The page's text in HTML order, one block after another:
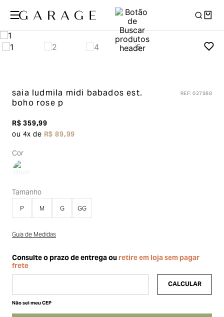
saia ludmila midi babadosest.
boho rose p
REF:027988
R$359,99
ou 4x de R$89,99
Cor
Tamanho
P M G GG
Guia de Medidas
Não sei meu CEP